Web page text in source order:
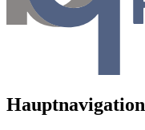
Hauptnavigation